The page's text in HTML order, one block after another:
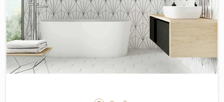
Дерево
Оникс
Бетон
Декор